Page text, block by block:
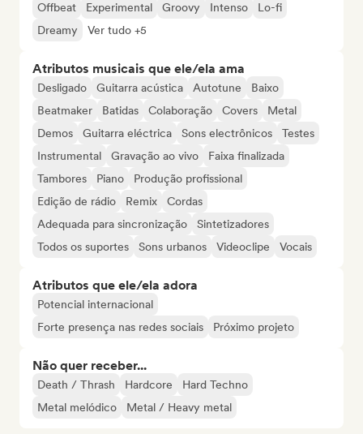
Offbeat Experimental Groovy Intenso
Lo-fi
Dreamy
Ver tudo +5
Atributos musicais que ele/ela ama
Desligado Guitarra acústica Autotune
Baixo
Beatmaker
Batidas Colaboração Covers
Metal
Demos
Guitarra eléctrica Sons electrônicos
Testes
Instrumental
Gravação ao vivo
Faixa finalizada
Tambores
Piano
Produção profissional
Edição de rádio
Remix
Cordas
Adequada para sincronização
Sintetizadores
Todos os suportes
Sons urbanos Videoclipe Vocais
Atributos que ele/ela adora
Potencial internacional
Forte presença nas redes sociais
Próximo projeto
Não quer receber...
Death / Thrash Hardcore
Hard Techno
Metal melódico
Metal / Heavy metal